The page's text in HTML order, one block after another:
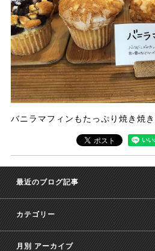
バニラマフィンもたっぷり焼き焼
最近のブログ記事
カテゴリー
月別 アーカイブ